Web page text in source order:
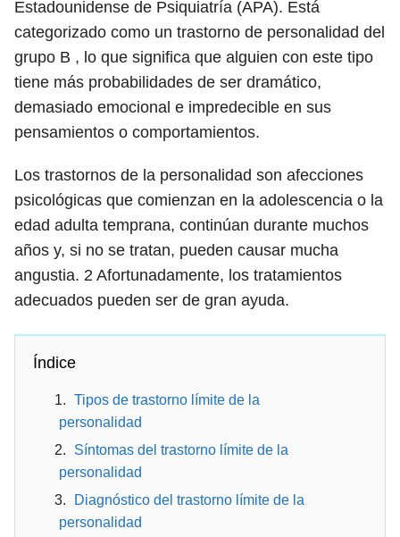
Estadounidense de Psiquiatría (APA). Está
categorizado como un trastorno de personalidad del
grupo B , lo que significa que alguien con este tipo
tiene más probabilidades de ser dramático,
demasiado emocional e impredecible en sus
pensamientos o comportamientos.
Los trastornos de la personalidad son afecciones
psicológicas que comienzan en la adolescencia o la
edad adulta temprana, continúan durante muchos
años y, si no se tratan, pueden causar mucha
angustia. 2 Afortunadamente, los tratamientos
adecuados pueden ser de gran ayuda.
Índice
Tipos de trastorno límite de la
personalidad
Síntomas del trastorno límite de la
personalidad
Diagnóstico del trastorno límite de la
personalidad